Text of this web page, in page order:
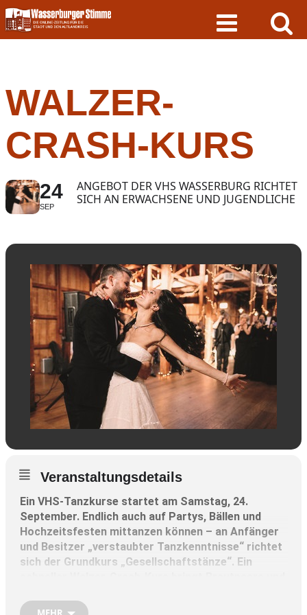
Skip
to
content
WALZER-
CRASH-KURS
24
SEP
ANGEBOT DER VHS WASSERBURG RICHTET
SICH AN ERWACHSENE UND JUGENDLICHE
Veranstaltungsdetails
Ein VHS-Tanzkurse startet am Samstag, 24.
September. Endlich auch auf Partys, Bällen und
Hochzeitsfesten mittanzen können – an Anfänger
und Besitzer „verstaubter Tanzkenntnisse“ richtet
sich der Grundkurs „Gesellschaftstänze“. Ein
werden die Tanztechnik verfeinert und neue